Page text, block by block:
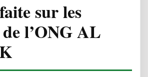
sur les
l’ONG AL